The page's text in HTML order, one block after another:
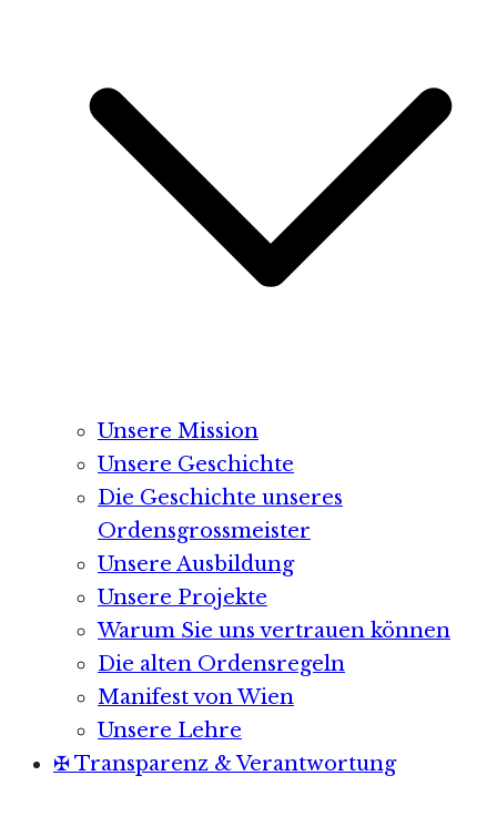
Unsere Mission
Unsere Geschichte
Die Geschichte unseres
Ordensgrossmeister
Unsere Ausbildung
Unsere Projekte
Warum Sie uns vertrauen können
Die alten Ordensregeln
Manifest von Wien
Unsere Lehre
✠ Transparenz & Verantwortung